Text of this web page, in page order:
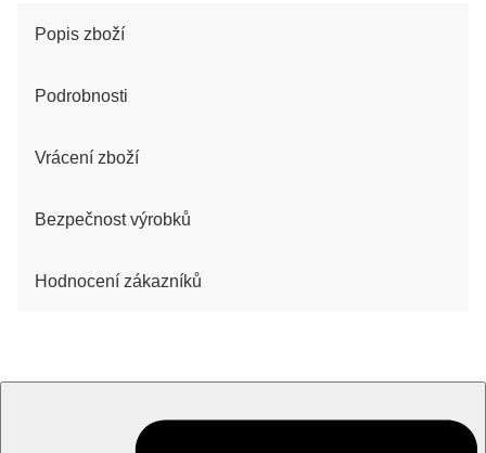
Popis zboží
Podrobnosti
Vrácení zboží
Bezpečnost výrobků
Hodnocení zákazníků